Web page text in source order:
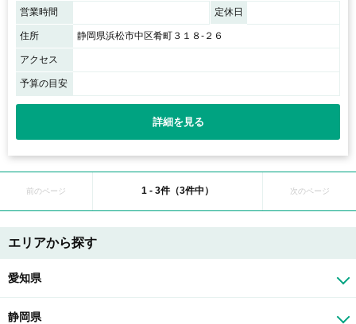
営業時間 定休日
住所 静岡県浜松市中区肴町３１８-２６
アクセス
予算の目安
詳細を見る
前のページ 1 - 3件（3件中） 次のページ
エリアから探す
愛知県
静岡県